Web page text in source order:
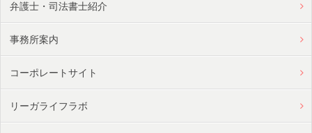
弁護士・司法書士紹介
事務所案内
コーポレートサイト
リーガライフラボ